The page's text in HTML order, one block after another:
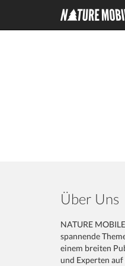
Über Uns
NATURE
spannende
einem breiten
und Experten